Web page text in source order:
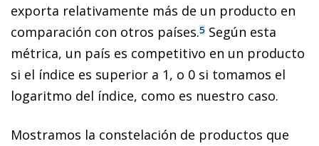
exporta relativamente más de un producto en
comparación con otros países.5 Según esta
métrica, un país es competitivo en un producto
si el índice es superior a 1, o 0 si tomamos el
logaritmo del índice, como es nuestro caso.
Mostramos la constelación de productos que